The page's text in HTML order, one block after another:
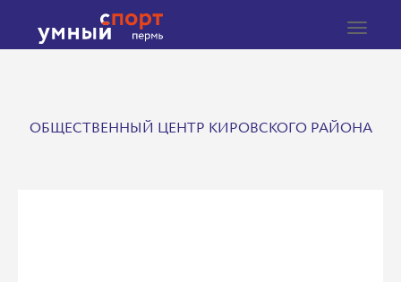
Toggle
ОБЩЕСТВЕННЫЙ ЦЕНТР КИРОВСКОГО РАЙОНА